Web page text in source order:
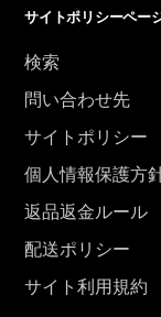
サイトポリシーペー
検索
問い合わせ先
サイトポリシー
個人情報保護方
返品返金ルール
配送ポリシー
サイト利用規約